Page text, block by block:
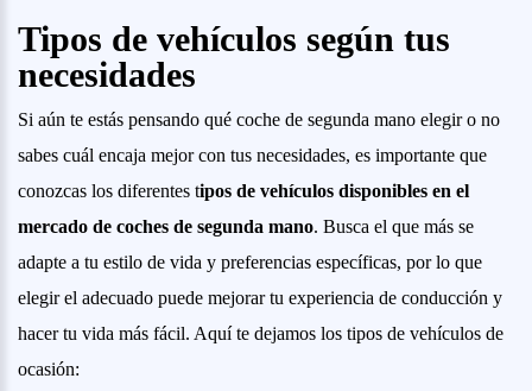
Tipos de vehículos según tus
necesidades
Si aún te estás pensando qué coche de segunda mano elegir o no
sabes cuál encaja mejor con tus necesidades, es importante que
conozcas los diferentes tipos de vehículos disponibles en el
mercado de coches de segunda mano. Busca el que más se
adapte a tu estilo de vida y preferencias específicas, por lo que
elegir el adecuado puede mejorar tu experiencia de conducción y
hacer tu vida más fácil. Aquí te dejamos los tipos de vehículos de
ocasión: